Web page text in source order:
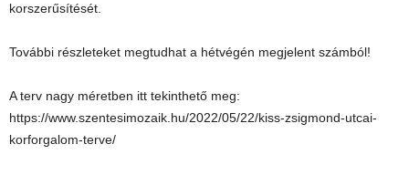
korszerűsítését.
További részleteket megtudhat a hétvégén megjelent számból!
A terv nagy méretben itt tekinthető meg:
https://www.szentesimozaik.hu/2022/05/22/kiss-zsigmond-utcai-
korforgalom-terve/